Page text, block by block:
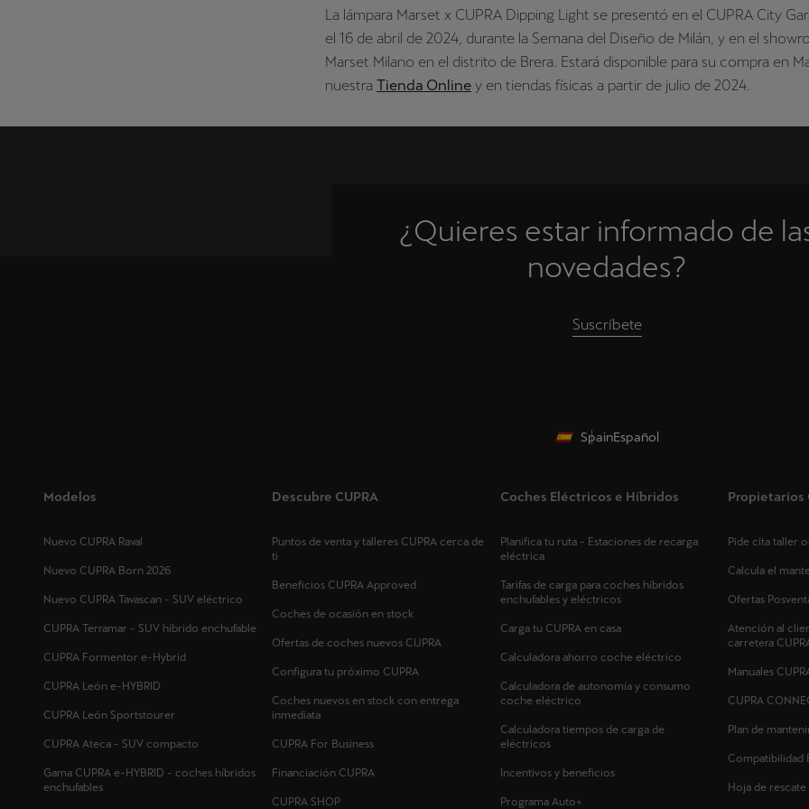
La lámpara Marset x CUPRA Dipping Light se presentó en el CUPRA City
el 16 de abril de 2024, durante la Semana del Diseño de Milán, y en el
Marset Milano en el distrito de Brera. Estará disponible para su compra en
nuestra Tienda Online y en tiendas físicas a partir de julio de 2024.
¿Quieres estar informado de
novedades?
Suscríbete
SpainEspañol
Modelos
Nuevo CUPRA Raval
Nuevo CUPRA Born 2026
Nuevo CUPRA Tavascan - SUV eléctrico
CUPRA Terramar - SUV híbrido enchufable
CUPRA Formentor e-Hybrid
CUPRA León e-HYBRID
CUPRA León Sportstourer
CUPRA Ateca - SUV compacto
Gama CUPRA e-HYBRID - coches híbridos
enchufables
Descubre CUPRA
Puntos de venta y talleres CUPRA cerca de
ti
Beneficios CUPRA Approved
Coches de ocasión en stock
Ofertas de coches nuevos CUPRA
Configura tu próximo CUPRA
Coches nuevos en stock con entrega
inmediata
CUPRA For Business
Financiación CUPRA
CUPRA SHOP
Coches Eléctricos e Híbridos
Planifica tu ruta - Estaciones de recarga
eléctrica
Tarifas de carga para coches híbridos
enchufables y eléctricos
Carga tu CUPRA en casa
Calculadora ahorro coche eléctrico
Calculadora de autonomía y consumo
coche eléctrico
Calculadora tiempos de carga de
eléctricos
Incentivos y beneficios
Programa Auto+
Propietarios
Pide cita taller
Calcula el
Ofertas
Atención al
carretera
Manuales
CUPRA
Plan de
Compatibilidad
Hoja de